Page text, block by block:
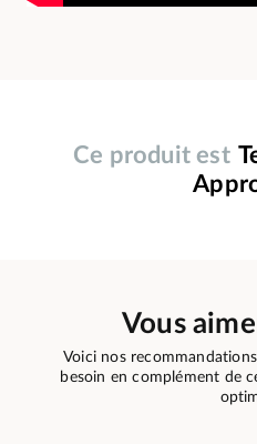
Ce produit est
Vous
Voici nos
besoin en complément de